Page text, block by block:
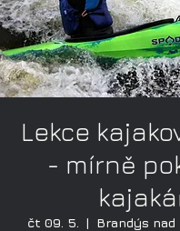
Lekce
- mírně
čt 09. 5.
  |
Brandýs